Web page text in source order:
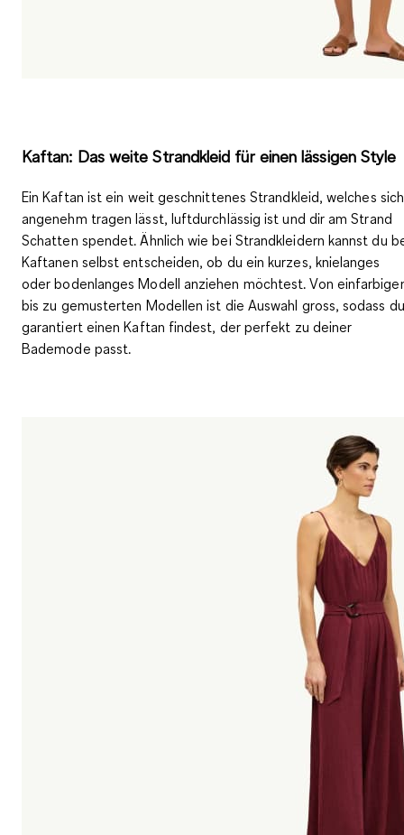
Kaftan: Das weite Strandkleid für einen lässigen Style
EinKaftan ist ein weit geschnittenes Strandkleid, welches sich
angenehm tragen lässt, luftdurchlässig ist und dir am Strand
Schatten spendet. Ähnlich wie bei Strandkleidern kannst du
Kaftanen selbst entscheiden, ob du ein kurzes, knielanges
oder bodenlanges Modell anziehen möchtest. Von
bis zu gemusterten Modellen ist die Auswahl gross, sodass du
garantiert einen Kaftan findest, der perfekt zu deiner
Bademode passt.